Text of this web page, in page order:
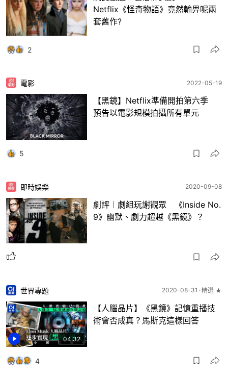
Netflix《怪奇物語》竟然輸畀呢兩
套舊作?
2
電影 2022-05-19
【黑鏡】Netflix準備開拍第六季
預告以電影規模拍攝所有單元
5
即時娛樂 2020-09-08
劇評︱劇組玩謝觀眾 《Inside No.
9》幽默、劇力超越《黑鏡》？
04:32
世界專題 2020-08-31 精選 ★
【人腦晶片】《黑鏡》記憶重播技
術會否成真？馬斯克這樣回答
4